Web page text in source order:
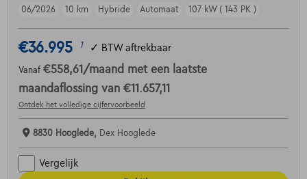
06/2026
10 km Hybride Automaat 107 kW ( 143 PK )
€36.995 1 ✓ BTW aftrekbaar
Vanaf €558,61 /maand met een laatste
maandaflossing van €11.657,11
Ontdek het volledige cijfervoorbeeld
8830 Hooglede, Dex Hooglede
Vergelijk